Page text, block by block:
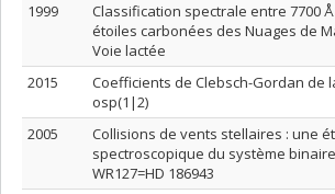
1999
Classification spectrale entre 7700
étoiles carbonées des Nuages de
Voie lactée
2015
Coefficients de Clebsch-Gordan de
osp(1|2)
2005
Collisions de vents stellaires : une
spectroscopique du système binaire
WR127=HD 186943